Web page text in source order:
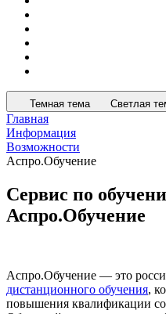
Темная тема Светлая
Главная
Информация
Возможности
Аспро.Обучение
Сервис по
Аспро.Обучение
Аспро.Обучение — это
дистанционного обучения,
повышения квалификации